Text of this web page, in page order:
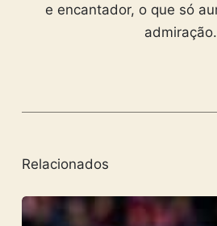
e encantador, o que só
admiração.
Relacionados